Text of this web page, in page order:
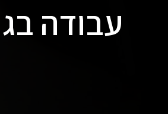
עבודה